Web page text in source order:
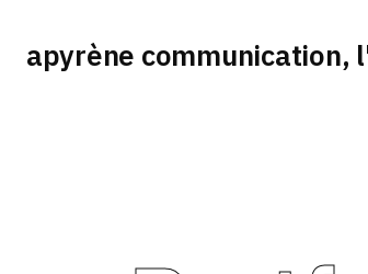
apyrène communication,